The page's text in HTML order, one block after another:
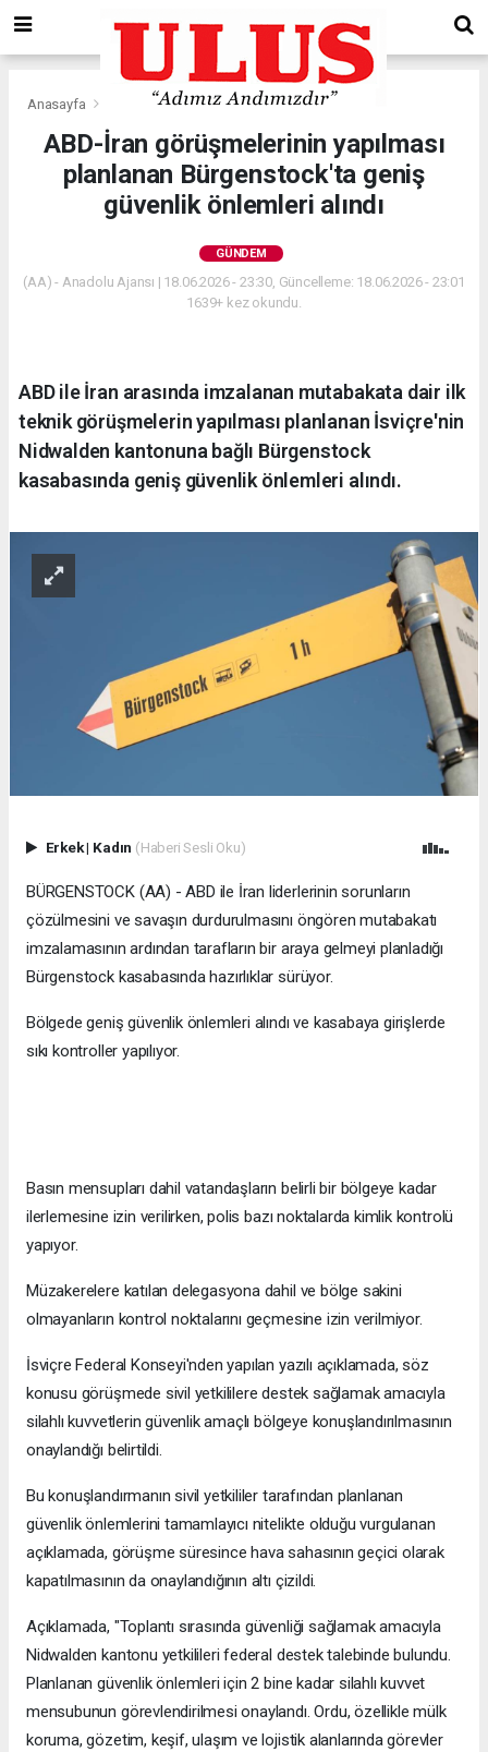
Anasayfa Gündem
ABD-İran görüşmelerinin yapılması
planlanan Bürgenstock'ta geniş
güvenlik önlemleri alındı
GÜNDEM
(AA) - Anadolu Ajansı | 18.06.2026 - 23:30, Güncelleme: 18.06.2026 - 23:01
1639+ kez okundu.
ABD ile İran arasında imzalanan mutabakata dair ilk
teknik görüşmelerin yapılması planlanan İsviçre'nin
Nidwalden kantonuna bağlı Bürgenstock
kasabasında geniş güvenlik önlemleri alındı.
Erkek| Kadın (Haberi Sesli Oku)
BÜRGENSTOCK (AA) - ABD ile İran liderlerinin sorunların
çözülmesini ve savaşın durdurulmasını öngören mutabakatı
imzalamasının ardından tarafların bir araya gelmeyi planladığı
Bürgenstock kasabasında hazırlıklar sürüyor.
Bölgede geniş güvenlik önlemleri alındı ve kasabaya girişlerde
sıkı kontroller yapılıyor.
Basın mensupları dahil vatandaşların belirli bir bölgeye kadar
ilerlemesine izin verilirken, polis bazı noktalarda kimlik kontrolü
yapıyor.
Müzakerelere katılan delegasyona dahil ve bölge sakini
olmayanların kontrol noktalarını geçmesine izin verilmiyor.
İsviçre Federal Konseyi'nden yapılan yazılı açıklamada, söz
konusu görüşmede sivil yetkililere destek sağlamak amacıyla
silahlı kuvvetlerin güvenlik amaçlı bölgeye konuşlandırılmasının
onaylandığı belirtildi.
Bu konuşlandırmanın sivil yetkililer tarafından planlanan
güvenlik önlemlerini tamamlayıcı nitelikte olduğu vurgulanan
açıklamada, görüşme süresince hava sahasının geçici olarak
kapatılmasının da onaylandığının altı çizildi.
Açıklamada, "Toplantı sırasında güvenliği sağlamak amacıyla
Nidwalden kantonu yetkilileri federal destek talebinde bulundu.
Planlanan güvenlik önlemleri için 2 bine kadar silahlı kuvvet
mensubunun görevlendirilmesi onaylandı. Ordu, özellikle mülk
koruma, gözetim, keşif, ulaşım ve lojistik alanlarında görevler